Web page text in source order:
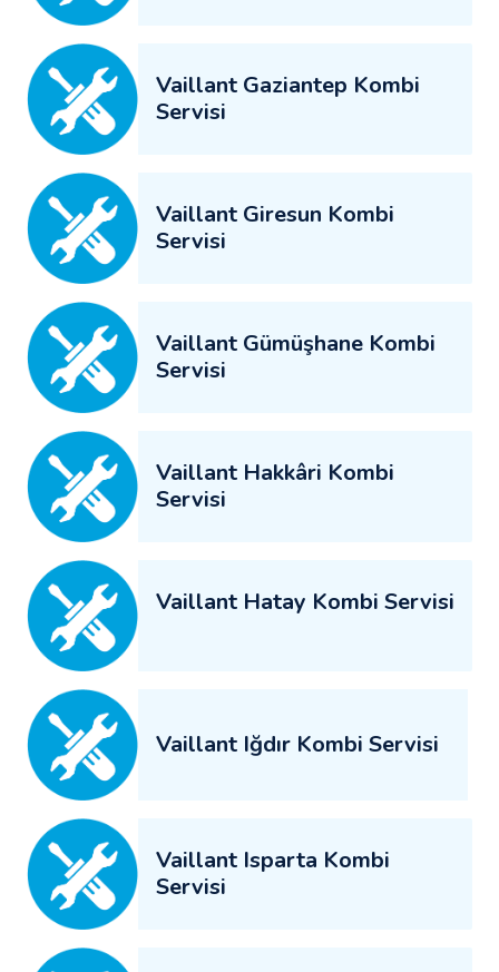
Vaillant Gaziantep Kombi
Servisi
Vaillant Giresun Kombi
Servisi
Vaillant Gümüşhane Kombi
Servisi
Vaillant Hakkâri Kombi
Servisi
Vaillant Hatay Kombi Servisi
Vaillant Iğdır Kombi Servisi
Vaillant Isparta Kombi
Servisi